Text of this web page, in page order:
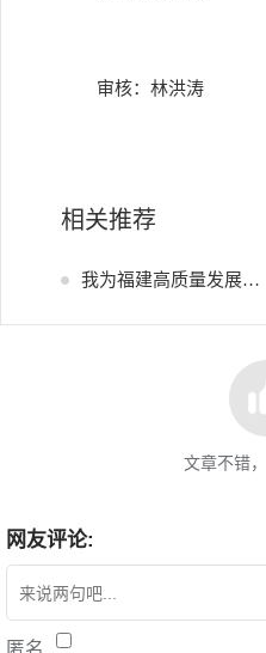
审核：林洪涛
相关推荐
我为福建高质量发展献策
文章不错
网友评论:
匿名